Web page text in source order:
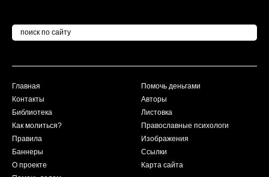
Главная
Контакты
Библиотека
Как молиться?
Правила
Баннеры
О проекте
Помочь деньгами
Авторы
Листовка
Православные психологи
Изображения
Ссылки
Карта сайта